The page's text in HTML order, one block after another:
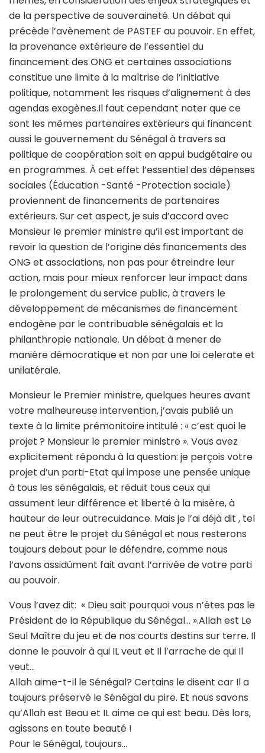
de la perspective de souveraineté. Un débat qui
précède l’avènement de PASTEF au pouvoir. En effet,
la provenance extérieure de l’essentiel du
financement des ONG et certaines associations
constitue une limite à la maîtrise de l’initiative
politique, notamment les risques d’alignement à des
agendas exogènes.Il faut cependant noter que ce
sont les mêmes partenaires extérieurs qui financent
aussi le gouvernement du Sénégal à travers sa
politique de coopération soit en appui budgétaire ou
en programmes. À cet effet l’essentiel des dépenses
sociales (Éducation -Santé -Protection sociale)
proviennent de financements de partenaires
extérieurs. Sur cet aspect, je suis d’accord avec
Monsieur le premier ministre qu’il est important de
revoir la question de l’origine dés financements des
ONG et associations, non pas pour étreindre leur
action, mais pour mieux renforcer leur impact dans
le prolongement du service public, à travers le
développement de mécanismes de financement
endogène par le contribuable sénégalais et la
philanthropie nationale. Un débat à mener de
manière démocratique et non par une loi celerate et
unilatérale.
Monsieur le Premier ministre, quelques heures avant
votre malheureuse intervention, j’avais publié un
texte à la limite prémonitoire intitulé : « c’est quoi le
projet ? Monsieur le premier ministre ». Vous avez
explicitement répondu à la question: je perçois votre
projet d’un parti-Etat qui impose une pensée unique
à tous les sénégalais, et réduit tous ceux qui
assument leur différence et liberté à la misère, à
hauteur de leur outrecuidance. Mais je l’ai déjà dit , tel
ne peut être le projet du Sénégal et nous resterons
toujours debout pour le défendre, comme nous
l’avons assidûment fait avant l’arrivée de votre parti
au pouvoir.
Vous l’avez dit: « Dieu sait pourquoi vous n’êtes pas le
Président de la République du Sénégal… ».Allah est Le
Seul Maître du jeu et de nos courts destins sur terre. Il
donne le pouvoir à qui IL veut et Il l’arrache de qui Il
veut…
Allah aime-t-il le Sénégal? Certains le disent car Il a
toujours préservé le Sénégal du pire. Et nous savons
qu’Allah est Beau et IL aime ce qui est beau. Dès lors,
agissons en toute beauté !
Pour le Sénégal, toujours…